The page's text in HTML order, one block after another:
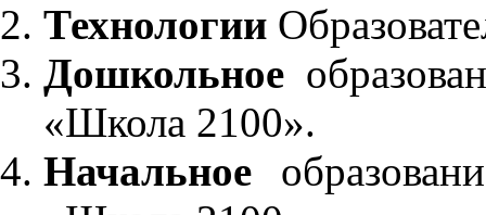
Технологии
Дошкольное
«Школа 2100».
Начальное